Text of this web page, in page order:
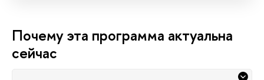
Почему эта программа актуальна
сейчас